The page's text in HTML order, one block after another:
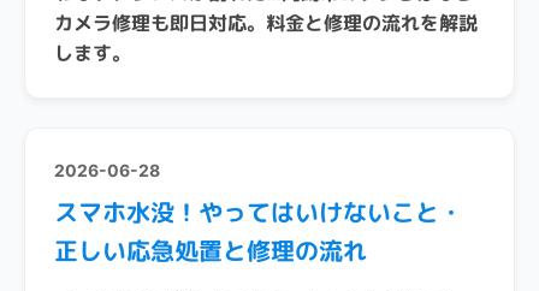
カメラ修理も即日対応。料金と修理の流れを解説
します。
2026-06-28
スマホ水没！やってはいけないこと・
正しい応急処置と修理の流れ